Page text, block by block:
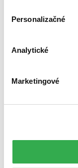
Personalizačné
Analytické
Marketingové
Použité filtre